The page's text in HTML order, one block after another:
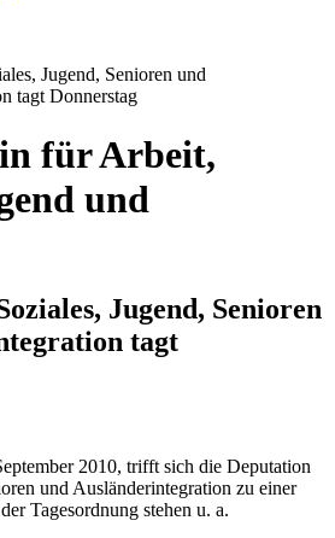
Jugend, Senioren und
tagt Donnerstag
für Arbeit,
und
Jugend, Senioren
tagt
2010, trifft sich die Deputation
und Ausländerintegration zu einer
Tagesordnung stehen u. a.